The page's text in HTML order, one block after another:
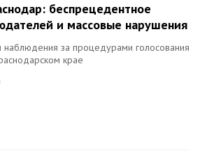
беспрецедентное
и массовые нарушения
наблюдения за процедурами голосования
крае